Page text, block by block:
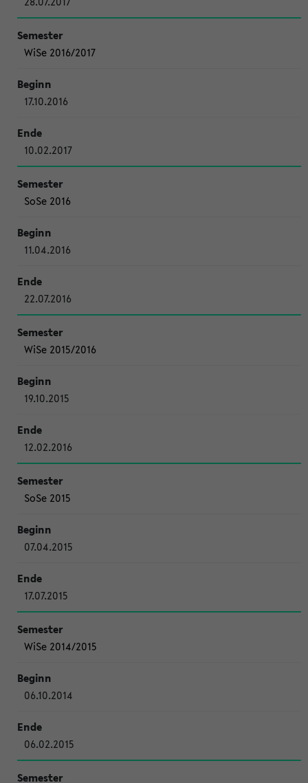
WiSe 2016/2017
17.10.2016
10.02.2017
SoSe 2016
11.04.2016
22.07.2016
WiSe 2015/2016
19.10.2015
12.02.2016
SoSe 2015
07.04.2015
17.07.2015
WiSe 2014/2015
06.10.2014
06.02.2015